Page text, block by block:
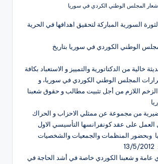
شعار المجلس الوطني الكردي في سوريا
السورية المباركة لتحقيق اهدافها في الحرية
الوطني الكوردي في سوريا بتاريخ
خالية من الدكتاتورية والتمييز و الاستعباد بكافة
المجلس الوطني الكوردي في سوريا، و
اللازم من أجل تثبيت مطالب و حقوق شعبنا
من مجموعة عن ممثلي الاحزاب و الحراك
على عقد كونفرانسها التأسيسي الاول
وبحضور المنظمات والجمعيات والشخصيات
عامة و شعبنا الكوردي خاصة في أشد الحاجة في